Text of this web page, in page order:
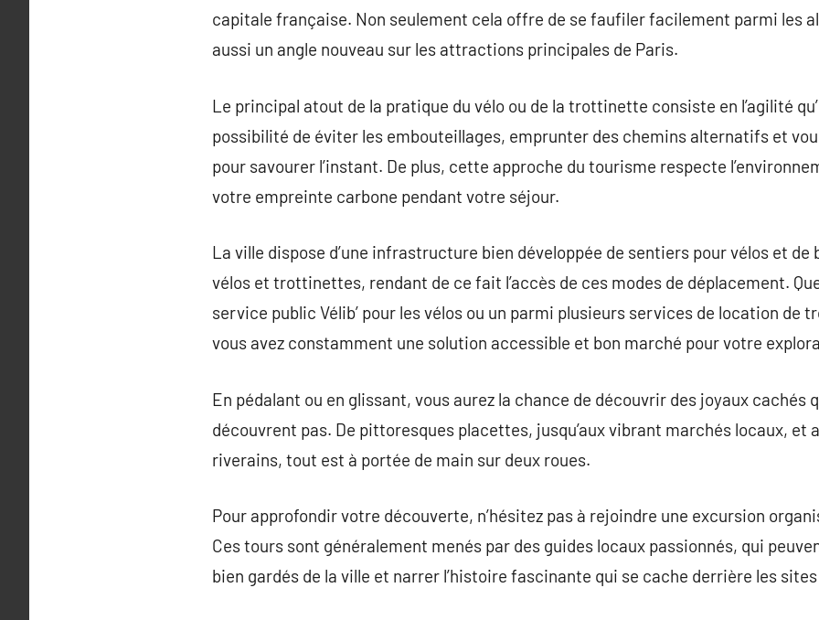
capitale française. Non seulement cela offre de se faufiler facilement parmi les
aussi un angle nouveau sur les attractions principales de Paris.
Le principal atout de la pratique du vélo ou de la trottinette consiste en l’agilité
possibilité de éviter les embouteillages, emprunter des chemins alternatifs et
pour savourer l’instant. De plus, cette approche du tourisme respecte
votre empreinte carbone pendant votre séjour.
La ville dispose d’une infrastructure bien développée de sentiers pour vélos et de
vélos et trottinettes, rendant de ce fait l’accès de ces modes de déplacement.
service public Vélib’ pour les vélos ou un parmi plusieurs services de location de
vous avez constamment une solution accessible et bon marché pour votre
En pédalant ou en glissant, vous aurez la chance de découvrir des joyaux cachés
découvrent pas. De pittoresques placettes, jusqu’aux vibrant marchés locaux, et
riverains, tout est à portée de main sur deux roues.
Pour approfondir votre découverte, n’hésitez pas à rejoindre une excursion
Ces tours sont généralement menés par des guides locaux passionnés, qui
bien gardés de la ville et narrer l’histoire fascinante qui se cache derrière les